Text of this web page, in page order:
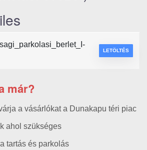
LETÖLTÉS
már?
a vásárlókat a Dunakapu téri piac
ahol szükséges
tartás és parkolás